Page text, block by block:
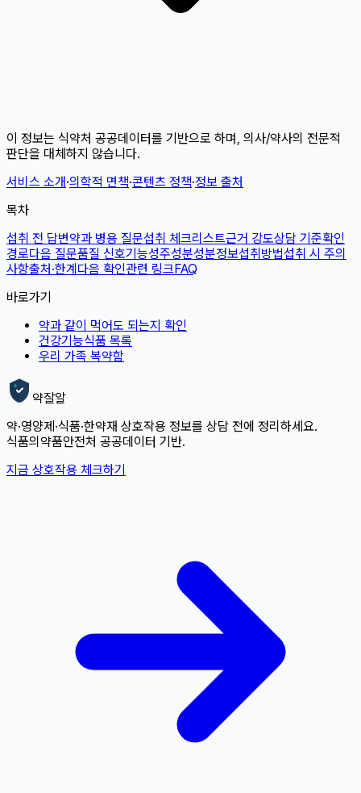
이 정보는 식약처 공공데이터를 기반으로 하며, 의사/약사의 전문적
판단을 대체하지 않습니다.
서비스 소개·의학적 면책·콘텐츠 정책·정보 출처
목차
섭취 전 답변약과 병용 질문섭취 체크리스트근거 강도상담 기준확인
경로다음 질문품질 신호기능성주성분성분정보섭취방법섭취 시 주의
사항출처·한계다음 확인관련 링크FAQ
바로가기
약과 같이 먹어도 되는지 확인
건강기능식품 목록
우리 가족 복약함
약잘알
약·영양제·식품·한약재 상호작용 정보를 상담 전에 정리하세요.
식품의약품안전처 공공데이터 기반.
지금 상호작용 체크하기